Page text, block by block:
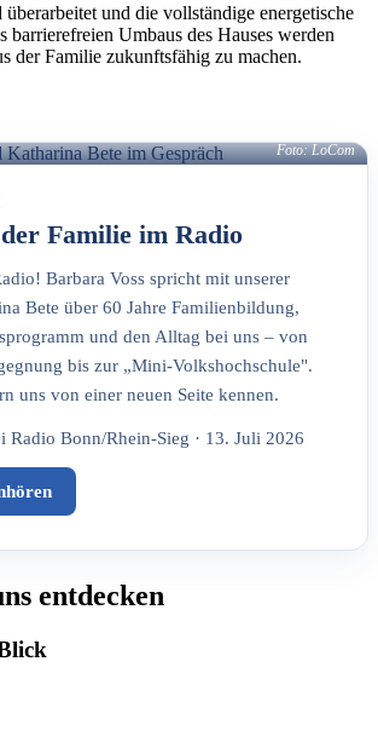
und die vollständige energetische
barrierefreien Umbaus des Hauses werden
der Familie zukunftsfähig zu machen.
Foto: LoCom
Familie im Radio
Barbara Voss spricht mit unserer
Bete über 60 Jahre Familienbildung,
und den Alltag bei uns – von
bis zur „Mini-Volkshochschule".
uns von einer neuen Seite kennen.
Radio Bonn/Rhein-Sieg · 13. Juli 2026
entdecken